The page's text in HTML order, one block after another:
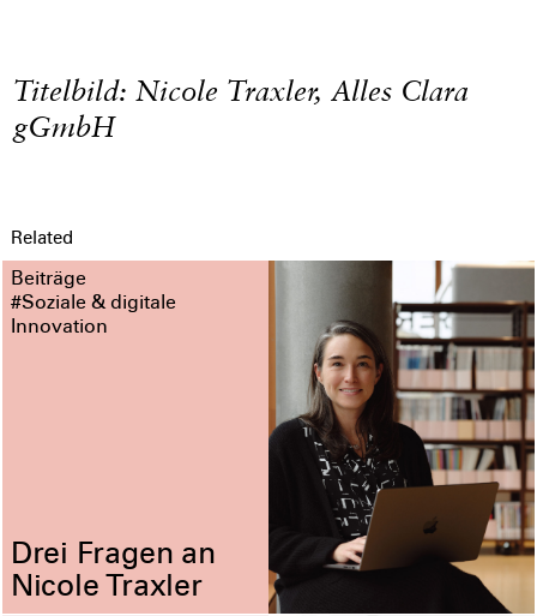
Titelbild: Nicole Traxler, Alles Clara
gGmbH
Related
Beiträge
#Soziale & digitale
Innovation
Drei Fragen an
Nicole Traxler